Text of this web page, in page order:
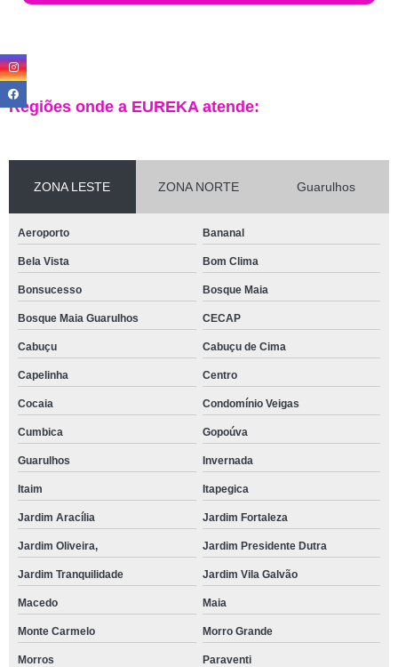
Regiões onde a EUREKA atende:
ZONA LESTE ZONA NORTE Guarulhos
Aeroporto Bananal
Bela Vista Bom Clima
Bonsucesso Bosque Maia
Bosque Maia Guarulhos CECAP
Cabuçu Cabuçu de Cima
Capelinha Centro
Cocaia Condomínio Veigas
Cumbica Gopoúva
Guarulhos Invernada
Itaim Itapegica
Jardim Aracília Jardim Fortaleza
Jardim Oliveira, Jardim Presidente Dutra
Jardim Tranquilidade Jardim Vila Galvão
Macedo Maia
Monte Carmelo Morro Grande
Morros Paraventi